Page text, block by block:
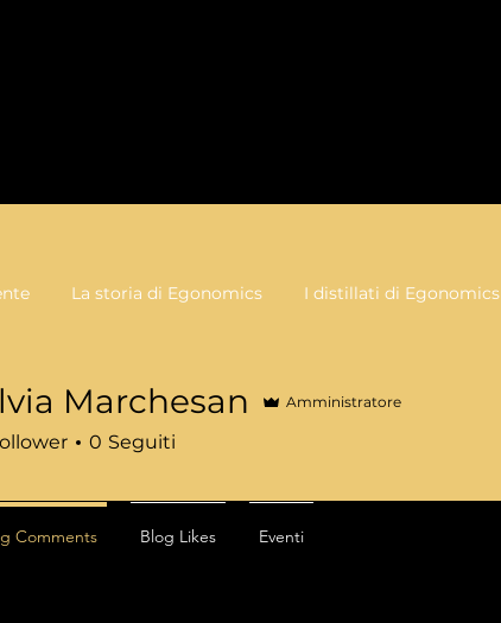
La storia di Egonomics I distillati di Egonomics
Marchesan Amministratore
0 Seguiti
Comments Blog Likes Eventi